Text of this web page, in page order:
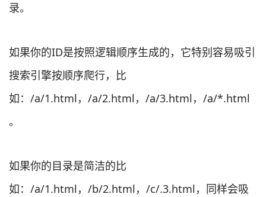
录。
如果你的ID是按照逻辑顺序生成的，它特别容易吸引
搜索引擎按顺序爬行，比
如：/a/1.html，/a/2.html，/a/3.html，/a/*.html
。
如果你的目录是简洁的比
如：/a/1.html，/b/2.html，/c/.3.html，同样会吸